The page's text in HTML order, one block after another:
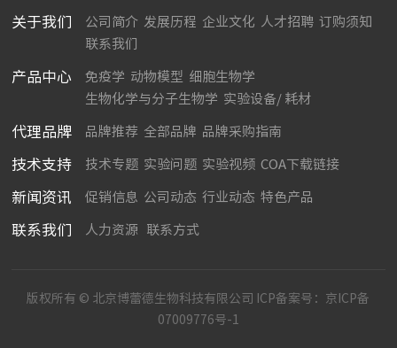
关于我们 公司简介 发展历程 企业文化 人才招聘 订购须知
联系我们
产品中心 免疫学 动物模型 细胞生物学
生物化学与分子生物学 实验设备/ 耗材
代理品牌 品牌推荐 全部品牌 品牌采购指南
技术支持 技术专题 实验问题 实验视频 COA下载链接
新闻资讯 促销信息 公司动态 行业动态 特色产品
联系我们 人力资源 联系方式
版权所有 © 北京博蕾德生物科技有限公司 ICP备案号： 京ICP备
07009776号-1